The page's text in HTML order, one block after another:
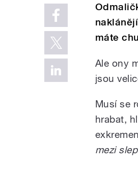
máte
Ale ony
jsou
Musí se
hrabat,
mezi